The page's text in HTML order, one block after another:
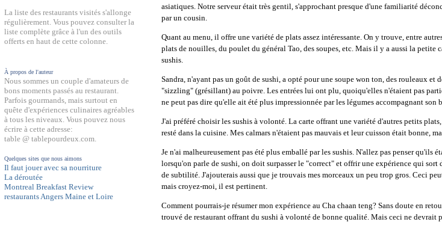
La liste des restaurants visités s'allonge
régulièrement. Vous pouvez consulter la
liste complète grâce à l'un des outils
offerts en haut de cette colonne.
À propos de l'auteur
Nous sommes un couple d'amateurs de
bons moments passés au restaurant.
Parfois gourmands, mais surtout en
quête d'expériences culinaires agréables
à tous les niveaux. Vous pouvez nous
écrire à cette adresse:
table @ tablepourdeux.com.
Quelques sites que nous aimons
Il faut jouer avec sa nourriture
La déroutée
Montreal Breakfast Review
restaurants Angers Maine et Loire
asiatiques. Notre serveur était très gentil, s'approchant presque d'une familiarité
par un cousin.
Quant au menu, il offre une variété de plats assez intéressante. On y trouve, entre
plats de nouilles, du poulet du général Tao, des soupes, etc. Mais il y a aussi la
sushis.
Sandra, n'ayant pas un goût de sushi, a opté pour une soupe won ton, des rouleaux et
"sizzling" (grésillant) au poivre. Les entrées lui ont plu, quoiqu'elles n'étaient pas
ne peut pas dire qu'elle ait été plus impressionnée par les légumes accompagnant
J'ai préféré choisir les sushis à volonté. La carte offrant une variété d'autres petits
resté dans la cuisine. Mes calmars n'étaient pas mauvais et leur cuisson était bonne,
Je n'ai malheureusement pas été plus emballé par les sushis. N'allez pas penser qu'ils
lorsqu'on parle de sushi, on doit surpasser le "correct" et offrir une expérience qui
de subtilité. J'ajouterais aussi que je trouvais mes morceaux un peu trop gros. Ceci
mais croyez-moi, il est pertinent.
Comment pourrais-je résumer mon expérience au Cha chaan teng? Sans doute en
trouvé de restaurant offrant du sushi à volonté de bonne qualité. Mais ceci ne devrait